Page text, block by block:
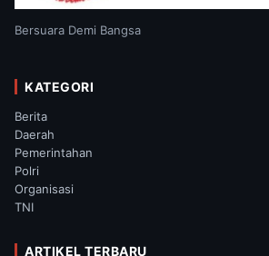
Bersuara Demi Bangsa
KATEGORI
Berita
Daerah
Pemerintahan
Polri
Organisasi
TNI
ARTIKEL TERBARU